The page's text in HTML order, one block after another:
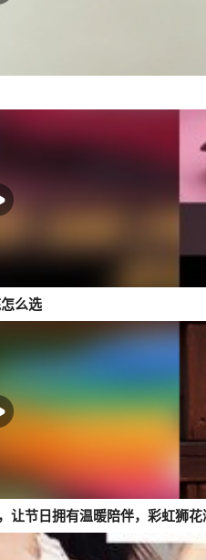
么选
让节日拥有温暖陪伴，彩虹狮花